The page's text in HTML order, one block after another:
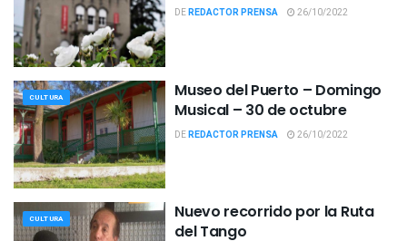
DEREDACTOR PRENSA 26/10/2022
CULTURA
Museo del Puerto – Domingo
Musical – 30 de octubre
DEREDACTOR PRENSA 26/10/2022
CULTURA
Nuevo recorrido por la Ruta
del Tango